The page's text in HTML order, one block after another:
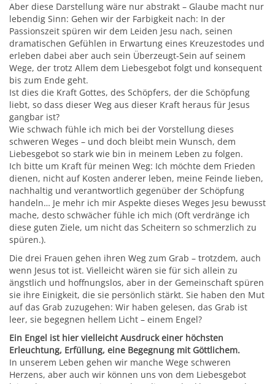
Aber diese Darstellung wäre nur abstrakt – Glaube macht nur
lebendig Sinn: Gehen wir der Farbigkeit nach: In der
Passionszeit spüren wir dem Leiden Jesu nach, seinen
dramatischen Gefühlen in Erwartung eines Kreuzestodes und
erleben dabei aber auch sein Überzeugt-Sein auf seinem
Wege, der trotz Allem dem Liebesgebot folgt und konsequent
bis zum Ende geht.
Ist dies die Kraft Gottes, des Schöpfers, der die Schöpfung
liebt, so dass dieser Weg aus dieser Kraft heraus für Jesus
gangbar ist?
Wie schwach fühle ich mich bei der Vorstellung dieses
schweren Weges – und doch bleibt mein Wunsch, dem
Liebesgebot so stark wie bin in meinem Leben zu folgen.
Ich bitte um Kraft für meinen Weg: Ich möchte dem Frieden
dienen, nicht auf Kosten anderer leben, meine Feinde lieben,
nachhaltig und verantwortlich gegenüber der Schöpfung
handeln… Je mehr ich mir Aspekte dieses Weges Jesu bewusst
mache, desto schwächer fühle ich mich (Oft verdränge ich
diese guten Ziele, um nicht das Scheitern so schmerzlich zu
spüren.).
Die drei Frauen gehen ihren Weg zum Grab – trotzdem, auch
wenn Jesus tot ist. Vielleicht wären sie für sich allein zu
ängstlich und hoffnungslos, aber in der Gemeinschaft spüren
sie ihre Einigkeit, die sie persönlich stärkt. Sie haben den Mut
auf das Grab zuzugehen: Wir haben gelesen, das Grab ist
leer, sie begegnen hellem Licht – einem Engel?
Ein Engel ist hier vielleicht Ausdruck einer höchsten
Erleuchtung, Erfüllung, eine Begegnung mit Göttlichem.
In unserem Leben gehen wir manche Wege schweren
Herzens, aber auch wir können uns von dem Liebesgebot